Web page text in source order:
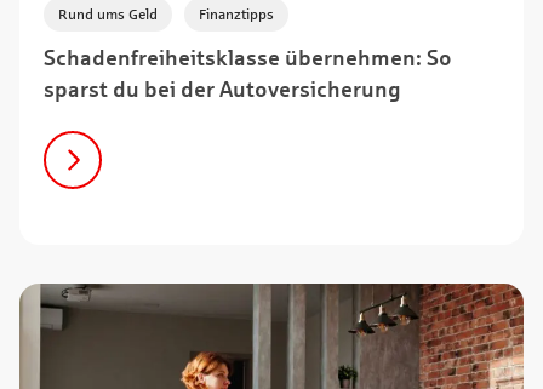
Schadenfreiheitsklasse übernehmen: So
sparst du bei der Autoversicherung
Rund ums Geld Finanztipps